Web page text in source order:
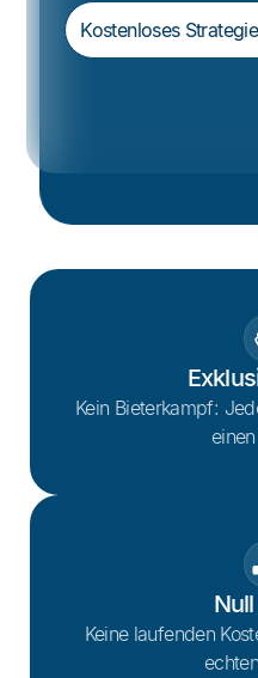
Kostenloses
Kein Bieterkampf:
Keine laufenden